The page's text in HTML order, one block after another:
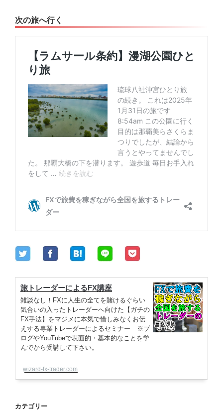
次の旅へ行く
旅トレーダーによるFX講座
雑談なし！FXに人生の全てを賭けるぐらい
気合いの入ったトレーダーへ向けた【ガチの
FX手法】をマジメに本気で惜しみなくお伝
えする専業トレーダーによるセミナー ※ブ
ログやYouTubeで表面的・基本的なことを学
んでから受講して下さい。
wizard-fx-trader.com
カテゴリー